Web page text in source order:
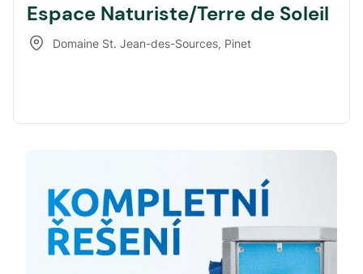
Espace Naturiste/Terre de Soleil
Domaine St. Jean-des-Sources, Pinet